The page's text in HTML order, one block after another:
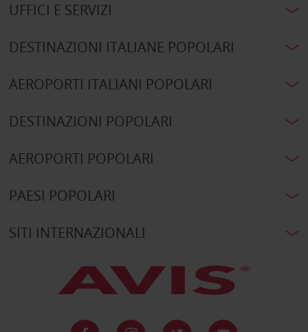
UFFICI E SERVIZI
DESTINAZIONI ITALIANE POPOLARI
AEROPORTI ITALIANI POPOLARI
DESTINAZIONI POPOLARI
AEROPORTI POPOLARI
PAESI POPOLARI
SITI INTERNAZIONALI